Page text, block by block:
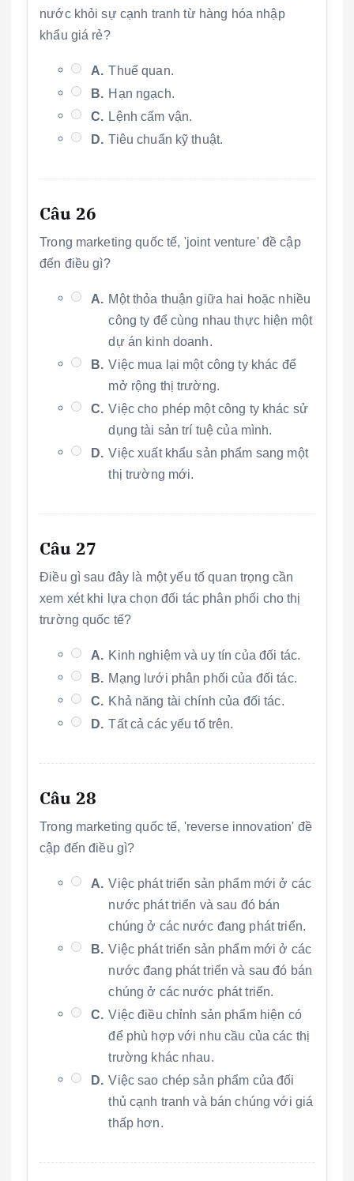
nước khỏi sự cạnh tranh từ hàng hóa nhập
khẩu giá rẻ?
A. Thuế quan.
B. Hạn ngạch.
C. Lệnh cấm vận.
D. Tiêu chuẩn kỹ thuật.
Câu 26
Trong marketing quốc tế, 'joint venture' đề cập
đến điều gì?
A. Một thỏa thuận giữa hai hoặc nhiều
công ty để cùng nhau thực hiện một
dự án kinh doanh.
B. Việc mua lại một công ty khác để
mở rộng thị trường.
C. Việc cho phép một công ty khác sử
dụng tài sản trí tuệ của mình.
D. Việc xuất khẩu sản phẩm sang một
thị trường mới.
Câu 27
Điều gì sau đây là một yếu tố quan trọng cần
xem xét khi lựa chọn đối tác phân phối cho thị
trường quốc tế?
A. Kinh nghiệm và uy tín của đối tác.
B. Mạng lưới phân phối của đối tác.
C. Khả năng tài chính của đối tác.
D. Tất cả các yếu tố trên.
Câu 28
Trong marketing quốc tế, 'reverse innovation' đề
cập đến điều gì?
A. Việc phát triển sản phẩm mới ở các
nước phát triển và sau đó bán
chúng ở các nước đang phát triển.
B. Việc phát triển sản phẩm mới ở các
nước đang phát triển và sau đó bán
chúng ở các nước phát triển.
C. Việc điều chỉnh sản phẩm hiện có
để phù hợp với nhu cầu của các thị
trường khác nhau.
D. Việc sao chép sản phẩm của đối
thủ cạnh tranh và bán chúng với giá
thấp hơn.